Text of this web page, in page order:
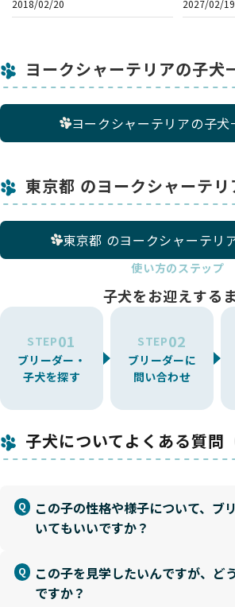
2018/02/20 2027/02/19
ヨークシャーテリアの子犬
ヨークシャーテリアの子犬
東京都 のヨークシャーテ
東京都 のヨークシャーテリ
使い方のステップ
子犬をお迎えする
STEP01
ブリーダー・
子犬を探す
STEP02
ブリーダーに
問い合わせ
子犬についてよくある質問
この子の性格や様子について、ブ
いてもいいですか？
この子を見学したいんですが、ど
ですか？